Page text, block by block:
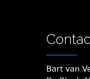
Bart van